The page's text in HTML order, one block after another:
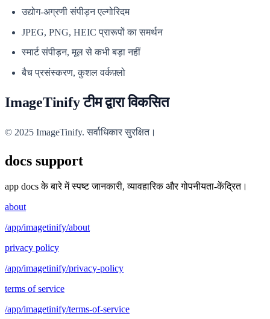
उद्योग-अग्रणी संपीड़न एल्गोरिदम
JPEG, PNG, HEIC प्रारूपों का समर्थन
स्मार्ट संपीड़न, मूल से कभी बड़ा नहीं
बैच प्रसंस्करण, कुशल वर्कफ़्लो
ImageTinify टीम द्वारा विकसित
© 2025 ImageTinify. सर्वाधिकार सुरक्षित।
docs support
app docs के बारे में स्पष्ट जानकारी, व्यावहारिक और गोपनीयता-केंद्रित।
about
/app/imagetinify/about
privacy policy
/app/imagetinify/privacy-policy
terms of service
/app/imagetinify/terms-of-service